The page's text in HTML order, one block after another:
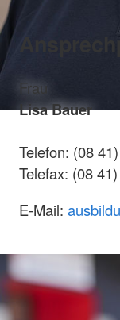
Frau
Lisa Bauer
Telefon: (08
Telefax: (08
E-Mail: